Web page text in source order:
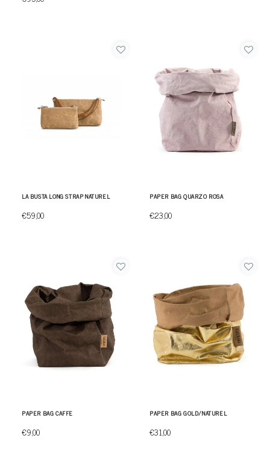
LA BUSTA LONG STRAP NATUREL
€59,00
PAPER BAG QUARZO ROSA
€23,00
PAPER BAG CAFFE
€9,00
PAPER BAG GOLD/NATUREL
€31,00